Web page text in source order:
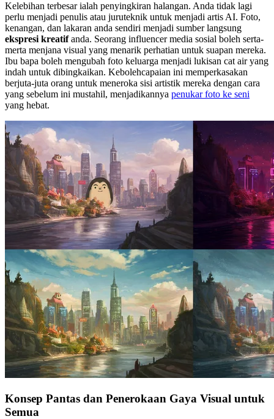
Kelebihan terbesar ialah penyingkiran halangan. Anda tidak lagi
perlu menjadi penulis atau juruteknik untuk menjadi artis AI. Foto,
kenangan, dan lakaran anda sendiri menjadi sumber langsung
ekspresi kreatifanda. Seorang influencer media sosial boleh serta-
merta menjana visual yang menarik perhatian untuk suapan mereka.
Ibu bapa boleh mengubah foto keluarga menjadi lukisan cat air yang
indah untuk dibingkaikan. Kebolehcapaian ini memperkasakan
berjuta-juta orang untuk meneroka sisi artistik mereka dengan cara
yang sebelum ini mustahil, menjadikannya penukar foto ke seni
yang hebat.
Konsep Pantas dan Penerokaan Gaya Visual untuk
Semua